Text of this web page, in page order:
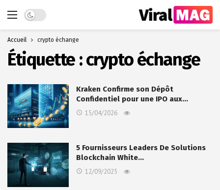
Dark mode
Accueil crypto échange
Étiquette :crypto échange
Kraken Confirme son Dépôt
Confidentiel pour une IPO aux…
15/04/2026
5 Fournisseurs Leaders De Solutions
Blockchain White…
12/09/2025